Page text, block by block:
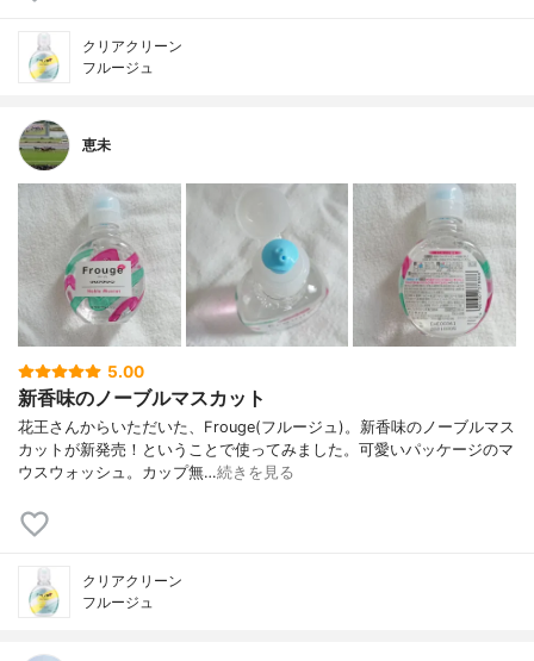
クリアクリーン
フルージュ
恵未
5.00
新香味のノーブルマスカット
花王さんからいただいた、Frouge(フルージュ)。新香味のノーブルマス
カットが新発売！ということで使ってみました。可愛いパッケージのマ
ウスウォッシュ。カップ無…続きを見る
クリアクリーン
フルージュ